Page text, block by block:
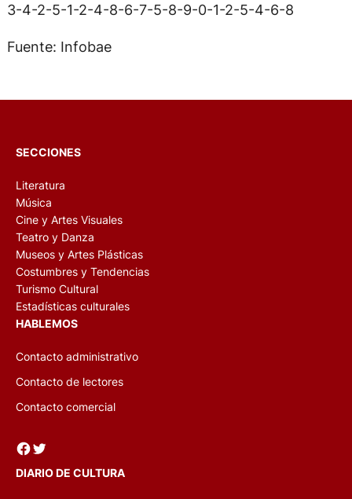
3-4-2-5-1-2-4-8-6-7-5-8-9-0-1-2-5-4-6-8
Fuente: Infobae
SECCIONES
Literatura
Música
Cine y Artes Visuales
Teatro y Danza
Museos y Artes Plásticas
Costumbres y Tendencias
Turismo Cultural
Estadísticas culturales
HABLEMOS
Contacto administrativo
Contacto de lectores
Contacto comercial
Facebook Twitter
DIARIO DE CULTURA